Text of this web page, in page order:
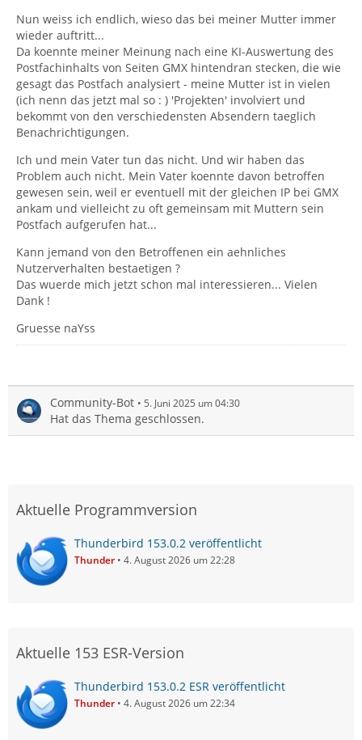
Nun weiss ich endlich, wieso das bei meiner Mutter immer
wieder auftritt...
Da koennte meiner Meinung nach eine KI-Auswertung des
Postfachinhalts von Seiten GMX hintendran stecken, die wie
gesagt das Postfach analysiert - meine Mutter ist in vielen
(ich nenn das jetzt mal so : ) 'Projekten' involviert und
bekommt von den verschiedensten Absendern taeglich
Benachrichtigungen.
Ich und mein Vater tun das nicht. Und wir haben das
Problem auch nicht. Mein Vater koennte davon betroffen
gewesen sein, weil er eventuell mit der gleichen IP bei GMX
ankam und vielleicht zu oft gemeinsam mit Muttern sein
Postfach aufgerufen hat...
Kann jemand von den Betroffenen ein aehnliches
Nutzerverhalten bestaetigen ?
Das wuerde mich jetzt schon mal interessieren... Vielen
Dank !
Gruesse naYss
Community-Bot 5. Juni 2025 um 04:30
Hat das Thema geschlossen.
Aktuelle Programmversion
Thunderbird 153.0.2 veröffentlicht
Thunder 4. August 2026 um 22:28
Aktuelle 153 ESR-Version
Thunderbird 153.0.2 ESR veröffentlicht
Thunder 4. August 2026 um 22:34